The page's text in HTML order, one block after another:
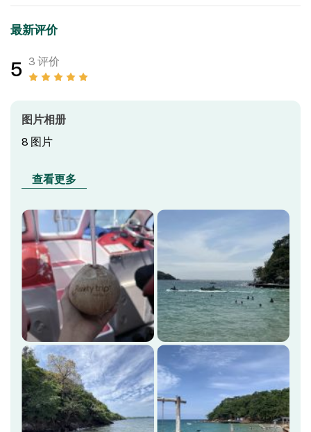
最新评价
5 3 评价
图片相册
8 图片
查看更多